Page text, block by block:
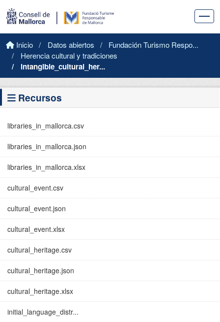
Inicio Datos abiertos
Fundación Turismo Respo...
Herencia cultural y tradiciones
intangible_cultural_her...
Recursos
libraries_in_mallorca.csv
libraries_in_mallorca.json
libraries_in_mallorca.xlsx
cultural_event.csv
cultural_event.json
cultural_event.xlsx
cultural_heritage.csv
cultural_heritage.json
cultural_heritage.xlsx
initial_language_distr...